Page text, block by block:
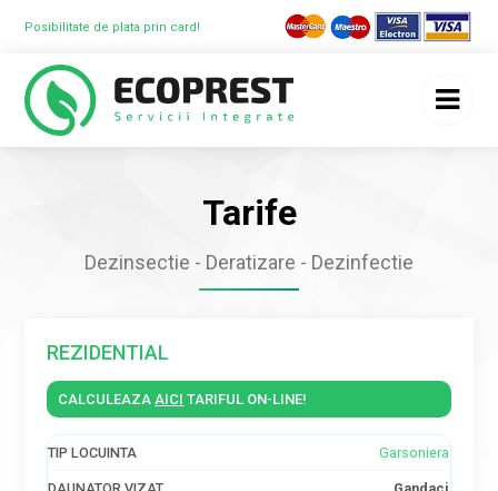
Posibilitate de plata prin card!
Tarife
Dezinsectie - Deratizare - Dezinfectie
REZIDENTIAL
CALCULEAZAAICI TARIFUL ON-LINE!
TIP
DAUNATOR
PRET
CHIMIC SI
Garsoniera